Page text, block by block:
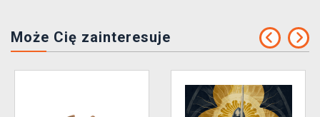
Może Cię zainteresuje